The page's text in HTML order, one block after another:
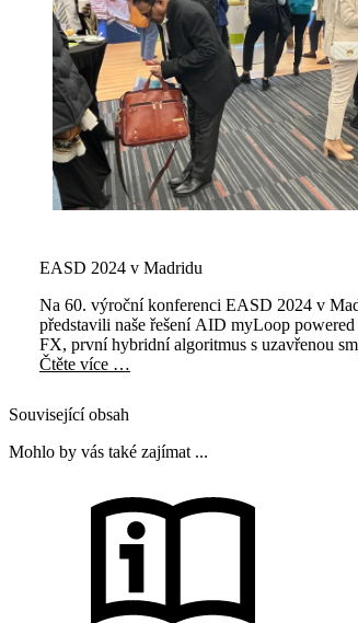
EASD 2024 v Madridu
Na 60. výroční konferenci EASD 2024 v
představili naše řešení AID myLoop
FX, první hybridní algoritmus s uzavřenou
navržený a licencovaný pro použití při
Čtěte více …
Související obsah
Mohlo by vás také zajímat ...